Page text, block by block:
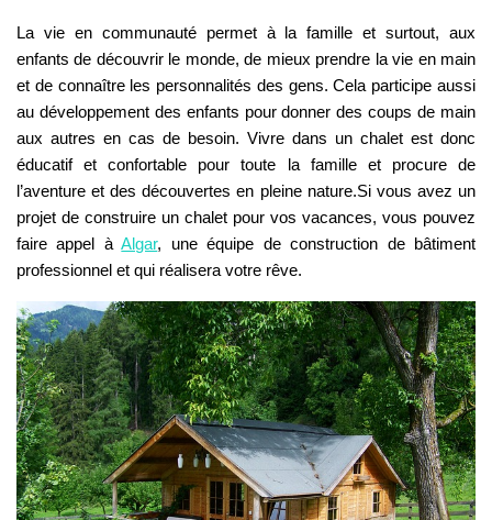
La vie en communauté permet à la famille et surtout, aux
enfants de découvrir le monde, de mieux prendre la vie en main
et de connaître les personnalités des gens. Cela participe aussi
au développement des enfants pour donner des coups de main
aux autres en cas de besoin. Vivre dans un chalet est donc
éducatif et confortable pour toute la famille et procure de
l’aventure et des découvertes en pleine nature.Si vous avez un
projet de construire un chalet pour vos vacances, vous pouvez
faire appel àAlgar, une équipe de construction de bâtiment
professionnel et qui réalisera votre rêve.